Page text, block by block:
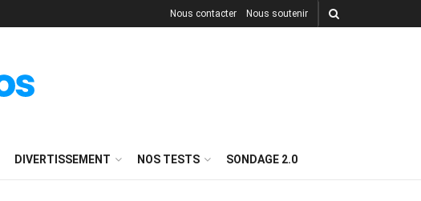
Nous contacter Nous soutenir
DIVERTISSEMENT NOS TESTS SONDAGE 2.0